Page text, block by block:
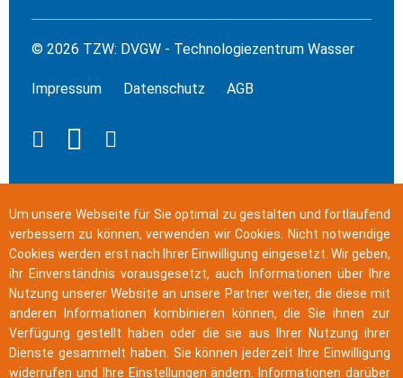
© 2026 TZW: DVGW - Technologiezentrum Wasser
Impressum Datenschutz AGB
Um unsere Webseite für Sie optimal zu gestalten und fortlaufend
verbessern zu können, verwenden wir Cookies. Nicht notwendige
Cookies werden erst nach Ihrer Einwilligung eingesetzt. Wir geben,
ihr Einverständnis vorausgesetzt, auch Informationen über Ihre
Nutzung unserer Website an unsere Partner weiter, die diese mit
anderen Informationen kombinieren können, die Sie ihnen zur
Verfügung gestellt haben oder die sie aus Ihrer Nutzung ihrer
Dienste gesammelt haben. Sie können jederzeit Ihre Einwilligung
widerrufen und Ihre Einstellungen ändern. Informationen darüber